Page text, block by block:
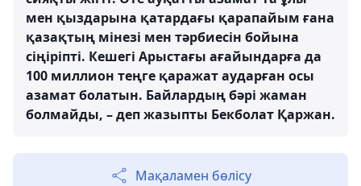
мен қыздарына қатардағы қарапайым ғана
қазақтың мінезі мен тәрбиесін бойына
сіңіріпті. Кешегі Арыстағы ағайындарға да
100 миллион теңге қаражат аударған осы
азамат болатын. Байлардың бәрі жаман
болмайды, – деп жазыпты Бекболат Қаржан.
Мақаламен бөлісу